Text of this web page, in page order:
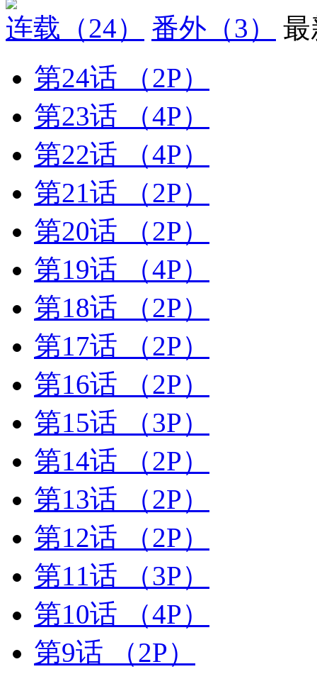
连载 （24） 番外 （3）
最
第24话
（2P）
第23话
（4P）
第22话
（4P）
第21话
（2P）
第20话
（2P）
第19话
（4P）
第18话
（2P）
第17话
（2P）
第16话
（2P）
第15话
（3P）
第14话
（2P）
第13话
（2P）
第12话
（2P）
第11话
（3P）
第10话
（4P）
第9话
（2P）